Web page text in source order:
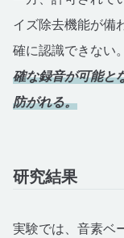
イズ除去機能が備
確に認識できない。
確な録音が可能と
防がれる。
研究結果
実験では、音素ベ